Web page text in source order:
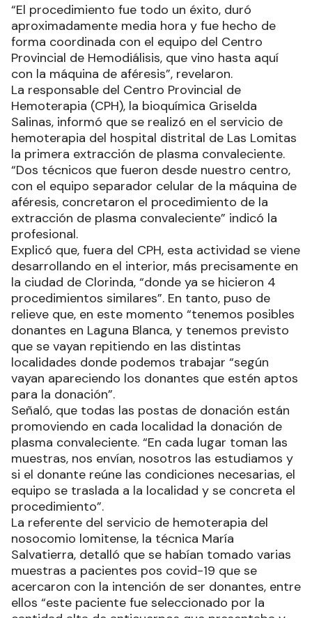
“El procedimiento fue todo un éxito, duró
aproximadamente media hora y fue hecho de
forma coordinada con el equipo del Centro
Provincial de Hemodiálisis, que vino hasta aquí
con la máquina de aféresis”, revelaron.
La responsable del Centro Provincial de
Hemoterapia (CPH), la bioquímica Griselda
Salinas, informó que se realizó en el servicio de
hemoterapia del hospital distrital de Las Lomitas
la primera extracción de plasma convaleciente.
“Dos técnicos que fueron desde nuestro centro,
con el equipo separador celular de la máquina de
aféresis, concretaron el procedimiento de la
extracción de plasma convaleciente” indicó la
profesional.
Explicó que, fuera del CPH, esta actividad se viene
desarrollando en el interior, más precisamente en
la ciudad de Clorinda, “donde ya se hicieron 4
procedimientos similares”. En tanto, puso de
relieve que, en este momento “tenemos posibles
donantes en Laguna Blanca, y tenemos previsto
que se vayan repitiendo en las distintas
localidades donde podemos trabajar “según
vayan apareciendo los donantes que estén aptos
para la donación”.
Señaló, que todas las postas de donación están
promoviendo en cada localidad la donación de
plasma convaleciente. “En cada lugar toman las
muestras, nos envían, nosotros las estudiamos y
si el donante reúne las condiciones necesarias, el
equipo se traslada a la localidad y se concreta el
procedimiento”.
La referente del servicio de hemoterapia del
nosocomio lomitense, la técnica María
Salvatierra, detalló que se habían tomado varias
muestras a pacientes pos covid-19 que se
acercaron con la intención de ser donantes, entre
ellos “este paciente fue seleccionado por la